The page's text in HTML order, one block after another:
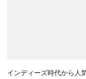
インディーズ時代から人